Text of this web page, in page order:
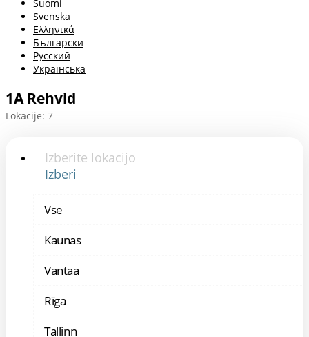
Suomi
Svenska
Ελληνικά
Български
Русский
Українська
1A Rehvid
Lokacije: 7
Izberite lokacijo
Izberi
Vse
Kaunas
Vantaa
Rīga
Tallinn